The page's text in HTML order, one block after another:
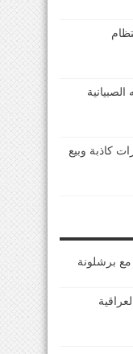
الصبيانية
كاذبة وبيع
مع برشلونة